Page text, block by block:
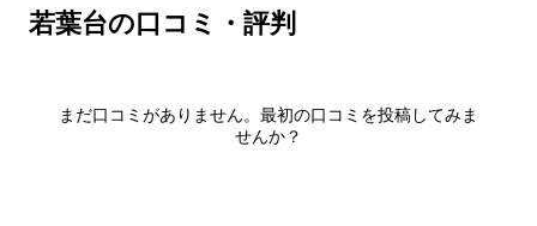
若葉台の口コミ・評判
まだ口コミがありません。最初の口コミを投稿してみま
せんか？